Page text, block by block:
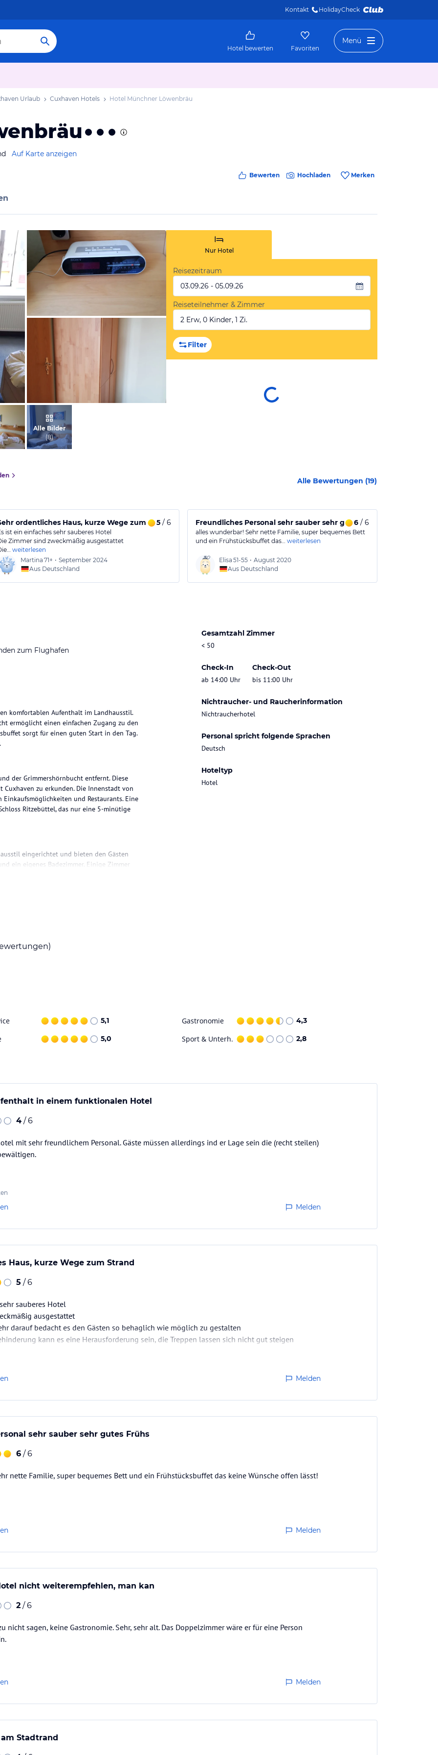
Kontakt HolidayCheck
Hotel bewerten Favoriten
Menü
Urlaub Cuxhaven Hotels Hotel Münchner Löwenbräu
Auf Karte anzeigen
Bewerten Hochladen Merken
von Claudia, August 2018
Alle Bilder
(8)
Nur Hotel
Reisezeitraum
03.09.26 - 05.09.26
Reiseteilnehmer & Zimmer
2 Erw, 0 Kinder, 1 Zi.
Filter
Alle Bewertungen (19)
ordentliches Haus, kurze Wege zum Strand
5/ 6
ist ein einfaches sehr sauberes Hotel
Zimmer sind zweckmäßig ausgestattet
weiterlesen
Martina 71+ • September 2024
Aus Deutschland
Freundliches Personal sehr sauber sehr gutes Frühs
6/ 6
alles wunderbar! Sehr nette Familie, super bequemes Bett
und ein Frühstücksbuffet das… weiterlesen
Elisa 51-55 • August 2020
Aus Deutschland
zum Flughafen
Gesamtzahl Zimmer
< 50
Check-In
ab 14:00 Uhr
Check-Out
bis 11:00 Uhr
Nichtraucher- und Raucherinformation
Nichtraucherhotel
Personal spricht folgende Sprachen
Deutsch
Hoteltyp
Hotel
komfortablen Aufenthalt im Landhausstil.
ermöglicht einen einfachen Zugang zu den
sorgt für einen guten Start in den Tag.
der Grimmershörnbucht entfernt. Diese
Cuxhaven zu erkunden. Die Innenstadt von
und Restaurants. Eine
Ritzebüttel, das nur eine 5-minütige
eingerichtet und bieten den Gästen
ein eigenes Badezimmer. Einige Zimmer
kann.
so dass Gäste die Möglichkeit
bietet auch eine Vielzahl von
und Ausflüge zu den
5,1 Gastronomie 4,3
5,0 Sport & Unterh. 2,8
in einem funktionalen Hotel
4 / 6
mit sehr freundlichem Personal. Gäste müssen allerdings ind er Lage sein die (recht steilen)
Melden
Haus, kurze Wege zum Strand
5 / 6
sauberes Hotel
ausgestattet
darauf bedacht es den Gästen so behaglich wie möglich zu gestalten
kann es eine Herausforderung sein, die Treppen lassen sich nicht gut steigen
Melden
sehr sauber sehr gutes Frühs
6 / 6
nette Familie, super bequemes Bett und ein Frühstücksbuffet das keine Wünsche offen lässt!
Melden
nicht weiterempfehlen, man kan
2 / 6
nicht sagen, keine Gastronomie. Sehr, sehr alt. Das Doppelzimmer wäre er für eine Person
Melden
Stadtrand